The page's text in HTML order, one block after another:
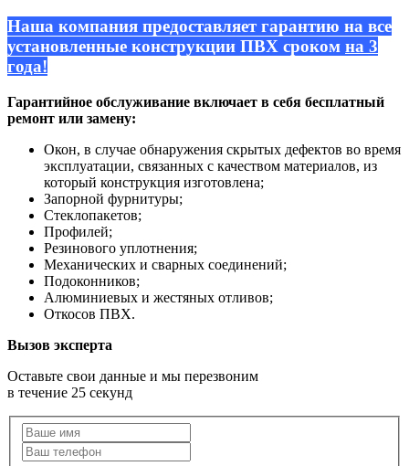
Наша компания предоставляет гарантию на все
установленные конструкции ПВХ сроком на 3
года!
Гарантийное обслуживание включает в себя бесплатный
ремонт или замену:
Окон, в случае обнаружения скрытых дефектов во время
эксплуатации, связанных с качеством материалов, из
который конструкция изготовлена;
Запорной фурнитуры;
Стеклопакетов;
Профилей;
Резинового уплотнения;
Механических и сварных соединений;
Подоконников;
Алюминиевых и жестяных отливов;
Откосов ПВХ.
Вызов эксперта
Оставьте свои данные и мы перезвоним
в течение 25 секунд